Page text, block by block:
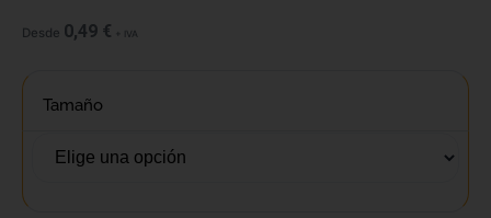
Desde 0,49 € + IVA
Tamaño